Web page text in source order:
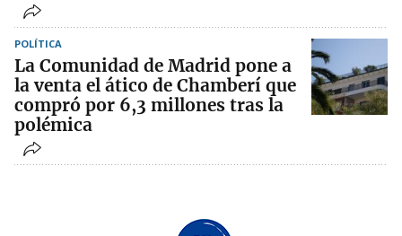
POLÍTICA
La Comunidad de Madrid pone a
la venta el ático de Chamberí que
compró por 6,3 millones tras la
polémica